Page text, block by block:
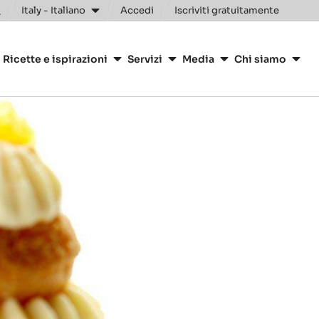
Italy - Italiano Accedi Iscriviti gratuitamente
Ricette e ispirazioni Servizi Media Chi siamo